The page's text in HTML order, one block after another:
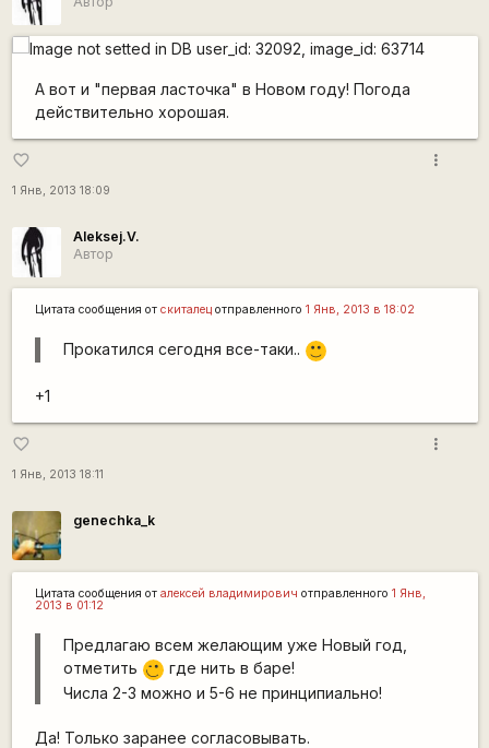
А вот и "первая ласточка" в Новом году! Погода
действительно хорошая.
favorite_border
1 Янв, 2013 18:09
more_vert
Aleksej.V.
Автор
Цитата сообщения от скиталецотправленного 1 Янв, 2013 в 18:02
Прокатился сегодня все-таки.. :)
+1
favorite_border
1 Янв, 2013 18:11
more_vert
genechka_k
Цитата сообщения от алексей владимирович отправленного 1 Янв,
2013 в 01:12
Предлагаю всем желающим уже Новый год,
отметить ,-) где нить в баре!
Числа 2-3 можно и 5-6 не принципиально!
Да! Только заранее согласовывать.